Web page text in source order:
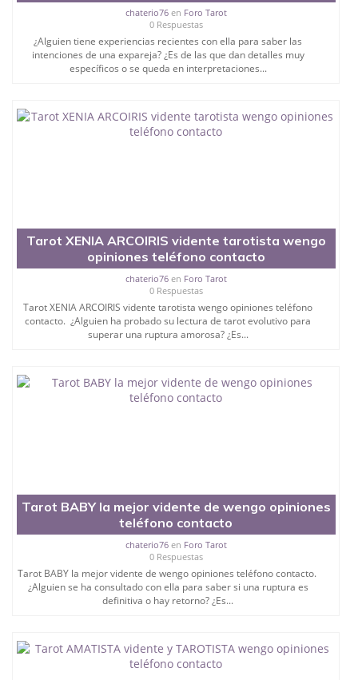
chaterio76en Foro Tarot
0 Respuestas
¿Alguien tiene experiencias recientes con ella para saber las
intenciones de una expareja? ¿Es de las que dan detalles muy
específicos o se queda en interpretaciones...
Tarot XENIA ARCOIRIS vidente tarotista wengo
opiniones teléfono contacto
chaterio76en Foro Tarot
0 Respuestas
Tarot XENIA ARCOIRIS vidente tarotista wengo opiniones teléfono
contacto. ¿Alguien ha probado su lectura de tarot evolutivo para
superar una ruptura amorosa? ¿Es...
Tarot BABY la mejor vidente de wengo opiniones
teléfono contacto
chaterio76en Foro Tarot
0 Respuestas
Tarot BABY la mejor vidente de wengo opiniones teléfono contacto.
¿Alguien se ha consultado con ella para saber si una ruptura es
definitiva o hay retorno? ¿Es...